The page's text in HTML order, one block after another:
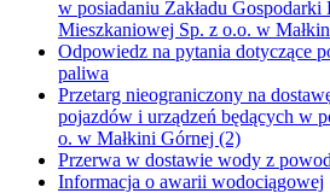
w posiadaniu Zakładu Gospodarki
Mieszkaniowej Sp. z o.o. w
Odpowiedz na pytania dotyczące
paliwa
Przetarg nieograniczony na
pojazdów i urządzeń będących w
o. w Małkini Górnej (2)
Przerwa w dostawie wody z
Informacja o awarii wodociągowej